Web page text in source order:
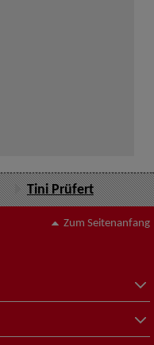
Tini Prüfert
Zum Seitenanfang